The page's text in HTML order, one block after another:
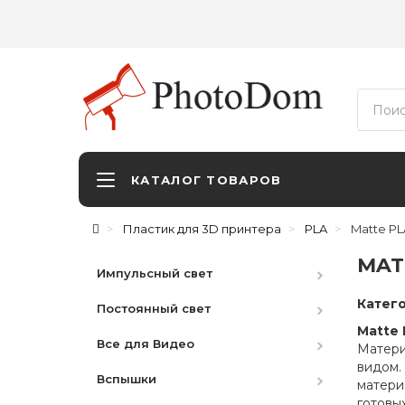
КАТАЛОГ ТОВАРОВ
Пластик для 3D принтера PLA Matte
Импульсный свет
Студийные вспышки
Наборы
Аксессуары
Постоянный свет
HMI
LED студийный
Все для Видео
Видоискатели
Вспышки
Matte
видом.